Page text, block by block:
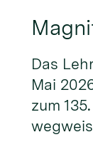
Das
Mai
zum